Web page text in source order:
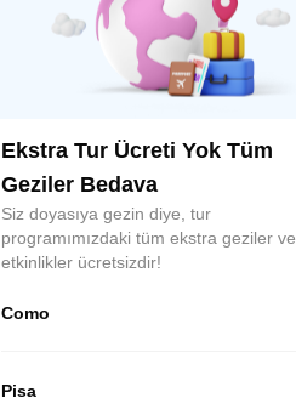
Ekstra Tur Ücreti Yok Tüm
Geziler Bedava
Siz doyasıya gezin diye, tur
programımızdaki tüm ekstra geziler ve
etkinlikler ücretsizdir!
Como
eteklerinde yer alan büyüleyici bir göl
Pisa